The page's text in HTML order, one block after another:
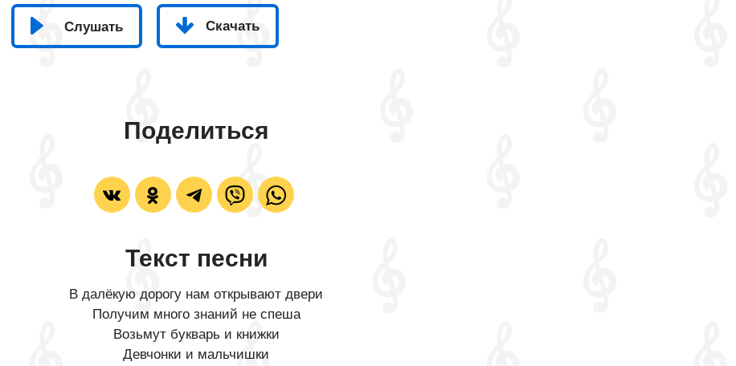
Слушать Скачать
Поделиться
Текст песни
В далёкую дорогу нам открывают двери
Получим много знаний не спеша
Возьмут букварь и книжки
Девчонки и мальчишки